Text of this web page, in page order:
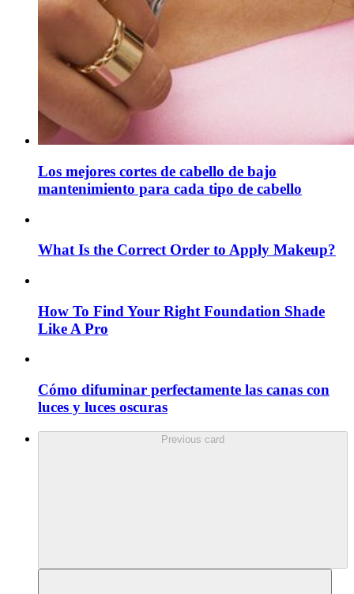
Los mejores cortes de cabello de bajo
mantenimiento para cada tipo de cabello
What Is the Correct Order to Apply Makeup?
How To Find Your Right Foundation Shade
Like A Pro
Cómo difuminar perfectamente las canas con
luces y luces oscuras
Previous card